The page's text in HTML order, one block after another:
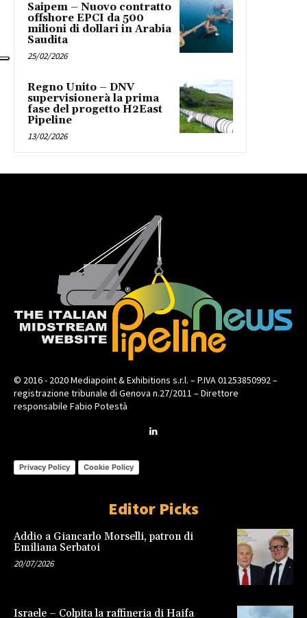
Saipem – Nuovo contratto
offshore EPCI da 500
milioni di dollari in Arabia
Saudita
25/02/2026
Regno Unito – DNV
supervisionerà la prima
fase del progetto H2East
Pipeline
13/02/2026
© 2016 - 2020 Mediapoint & Exhibitions s.r.l. – P.IVA 01253850992 –
registrazione tribunale di Genova n.27/2011 – Direttore
responsabile Fabio Potestà
Privacy Policy Cookie Policy
Editor Picks
Addio a Giancarlo Morselli, patron di
Emiliana Serbatoi
20/07/2026
Israele – Colpita la raffineria di Haifa